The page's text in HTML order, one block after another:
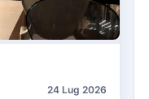
24 Lug 2026